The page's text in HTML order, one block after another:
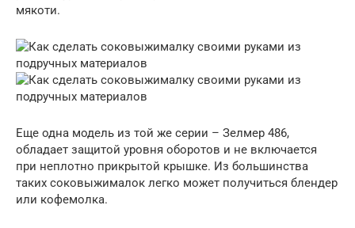
мякоти.
Еще одна модель из той же серии – Зелмер 486,
обладает защитой уровня оборотов и не включается
при неплотно прикрытой крышке. Из большинства
таких соковыжималок легко может получиться блендер
или кофемолка.